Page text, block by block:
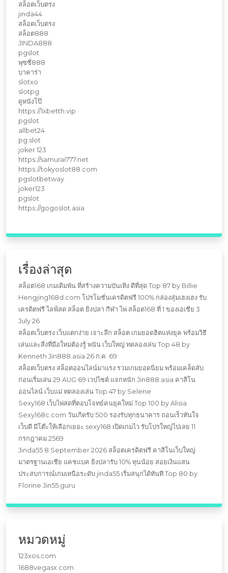
สล็อตเว็บตรง
jinda44
สล็อตเว็บตรง
สล็อต888
JINDA888
pgslot
พุซซี่888
บาคาร่า
slotxo
slotpg
ดูหนังโป๊
https://1xbetth.vip
pgslot
allbet24
pg slot
joker 123
https://samurai777.net
https://tokyoslot88.com
pgslotbetway
joker123
pgslot
https://gogoslot.asia
เรื่องล่าสุด
สล็อต168 เกมเดิมพัน ที่สร้างความบันเทิง ดีที่สุด Top 87 by Billie
Hengjing168d.com โปรโมชั่นเครดิตฟรี 100% กล่องสุ่มเฮงเฮง รับ
เครดิตฟรี ไลฟ์สด สล็อต ยิงปลา กีฬา ไพ่ สล็อต168 ที่ 1 ของเอเชีย 3
July 26
สล็อตเว็บตรง เว็บแตกง่าย เจาะลึก สล็อต เกมยอดฮิตแห่งยุค พร้อมวิธี
เล่นและสิ่งที่มือใหม่ต้องรู้ พนัน เว็บใหญ่ ทดลองเล่น Top 48 by
Kenneth Jin888.asia 26 ก.ค. 69
สล็อตเว็บตรง สล็อตออนไลน์มาแรง รวมเกมยอดนิยม พร้อมเคล็ดลับ
ก่อนเริ่มเล่น 29 AUG 69 เวปไซต์ แจกหนัก Jin888.asia คาสิโน
ออนไลน์ เว็บแม่ ทดลองเล่น Top 47 by Selene
Sexy168 เว็บไพ่สดที่ตอบโจทย์คนยุคใหม่ Top 100 by Alisia
Sexy168c.com วันเกิดรับ 500 รองรับทุกธนาคาร ถอนเร็วทันใจ
เว็บดี มีโต๊ะให้เลือกเยอะ sexy168 เปิดเกมไว รับโปรใหญ่ไปเลย 11
กรกฎาคม 2569
Jinda55 8 September 2026 สล็อตเครดิตฟรี คาสิโนเว็บใหญ่
มาตรฐานเอเชีย แคชแบค ยิงปลารับ 10% ทุนน้อย สอยเงินแสน
ประสบการณ์เกมเหนือระดับ jinda55 เริ่มสนุกได้ทันที Top 80 by
Florine Jin55.guru
หมวดหมู่
123xos.com
1688vegasx.com